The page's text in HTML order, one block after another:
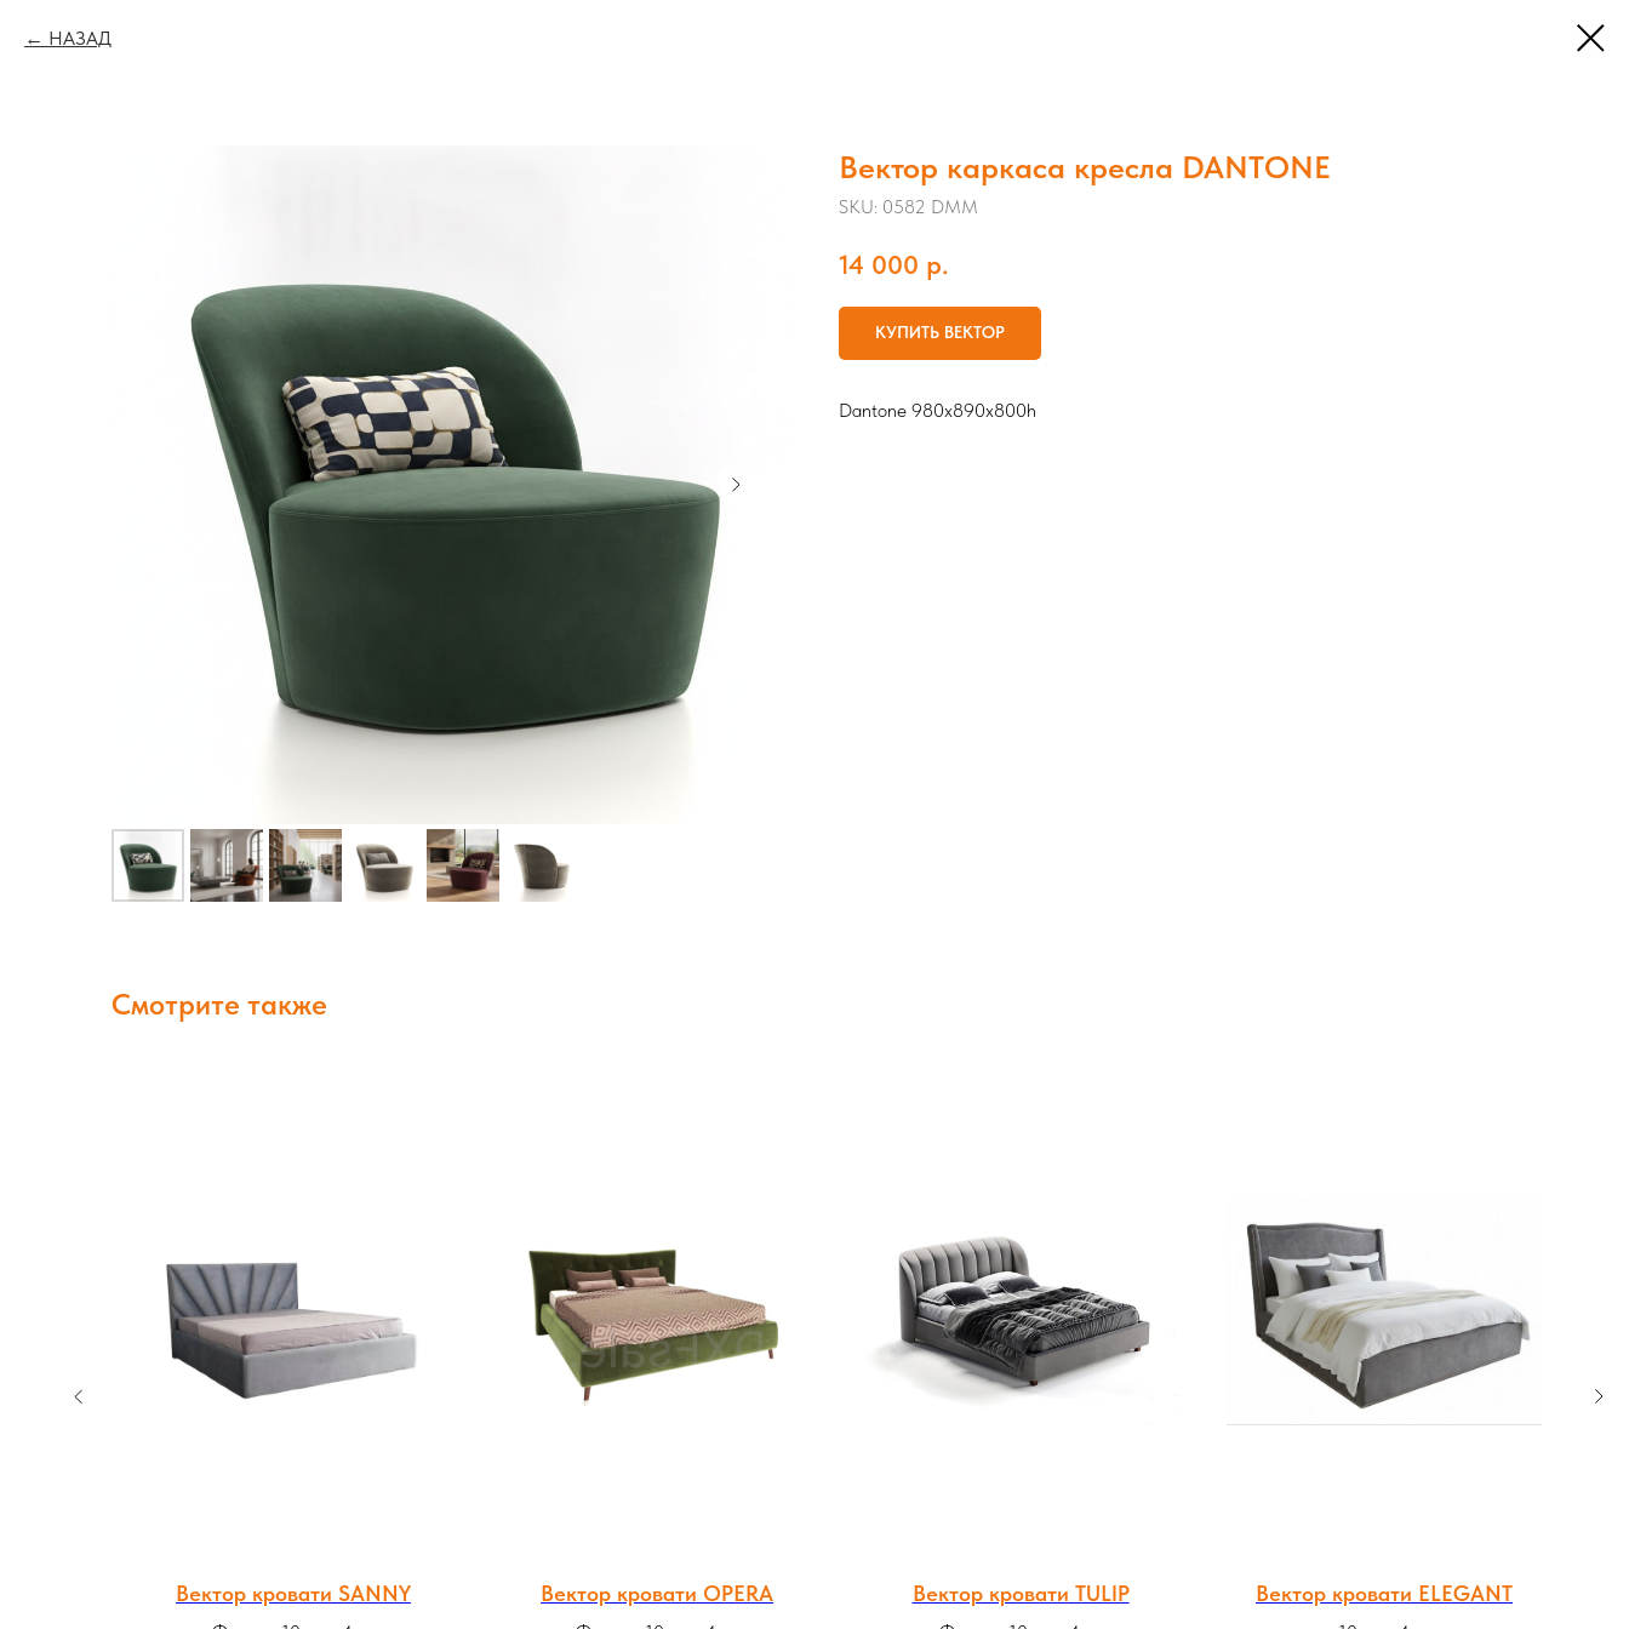
НАЗАД
Вектор каркаса кресла DANTONE
SKU: 0582 DMM
14 000 р.
КУПИТЬ ВЕКТОР
Dantone 980x890x800h
Смотрите также
Вектор кровати SANNY Вектор кровати OPERA Вектор кровати TULIP Вектор кровати ELEGANT